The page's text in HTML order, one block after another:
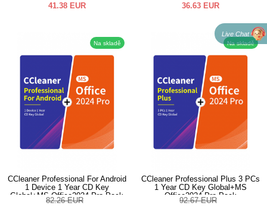
41.38 EUR
36.63 EUR
Na skladě
CCleaner Professional For Android
1 Device 1 Year CD Key
Global+MS Office2024 Pro Pack
82.26 EUR
Na skladě
CCleaner Professional Plus 3 PCs
1 Year CD Key Global+MS
Office2024 Pro Pack
92.67 EUR
Live Chat